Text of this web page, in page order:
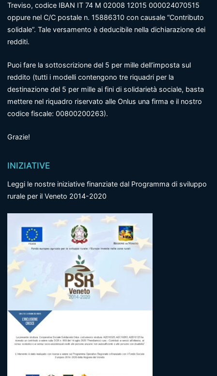
Treviso, codice IBAN IT 74 M 02008 12015 000024070515
oppure nel C/C postale n. 15886310 con causale “Contributo
solidale”. Tale versamento è deducibile nella dichiarazione dei
redditi.
Puoi fare la sottoscrizione del 5 per mille dell’imposta sul
reddito (tutti i modelli contengono tre riquadri per la
destinazione del 5 per mille ai fini di solidarietà sociale, basta
mettere nel riquadro riservato alle Onlus una firma e il nostro
codice fiscale: 00800200263).
Grazie!
INIZIATIVE
Leggi le nostre iniziative finanziate dal Programma di sviluppo
rurale per il Veneto 2014-2020